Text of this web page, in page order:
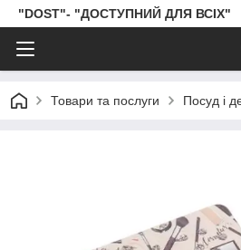
"DOST"- "ДОСТУПНИЙ ДЛЯ ВСІХ"
Товари та послуги Посуд і